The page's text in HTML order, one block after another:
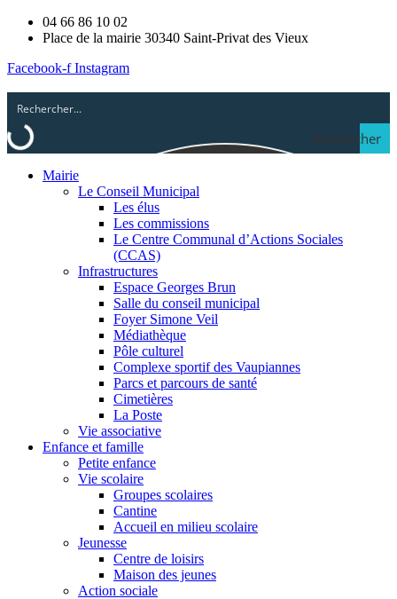
04 66 86 10 02
Place de la mairie 30340 Saint-Privat des Vieux
Facebook-f Instagram
Rechercher
Mairie
Le Conseil Municipal
Les élus
Les commissions
Le Centre Communal d’Actions Sociales
(CCAS)
Infrastructures
Espace Georges Brun
Salle du conseil municipal
Foyer Simone Veil
Médiathèque
Pôle culturel
Complexe sportif des Vaupiannes
Parcs et parcours de santé
Cimetières
La Poste
Vie associative
Enfance et famille
Petite enfance
Vie scolaire
Groupes scolaires
Cantine
Accueil en milieu scolaire
Jeunesse
Centre de loisirs
Maison des jeunes
Action sociale